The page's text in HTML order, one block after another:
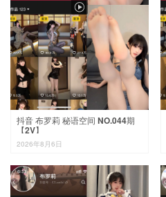

抖音 布罗莉 秘语空间 NO.044期
【2V】
2026年8月6日